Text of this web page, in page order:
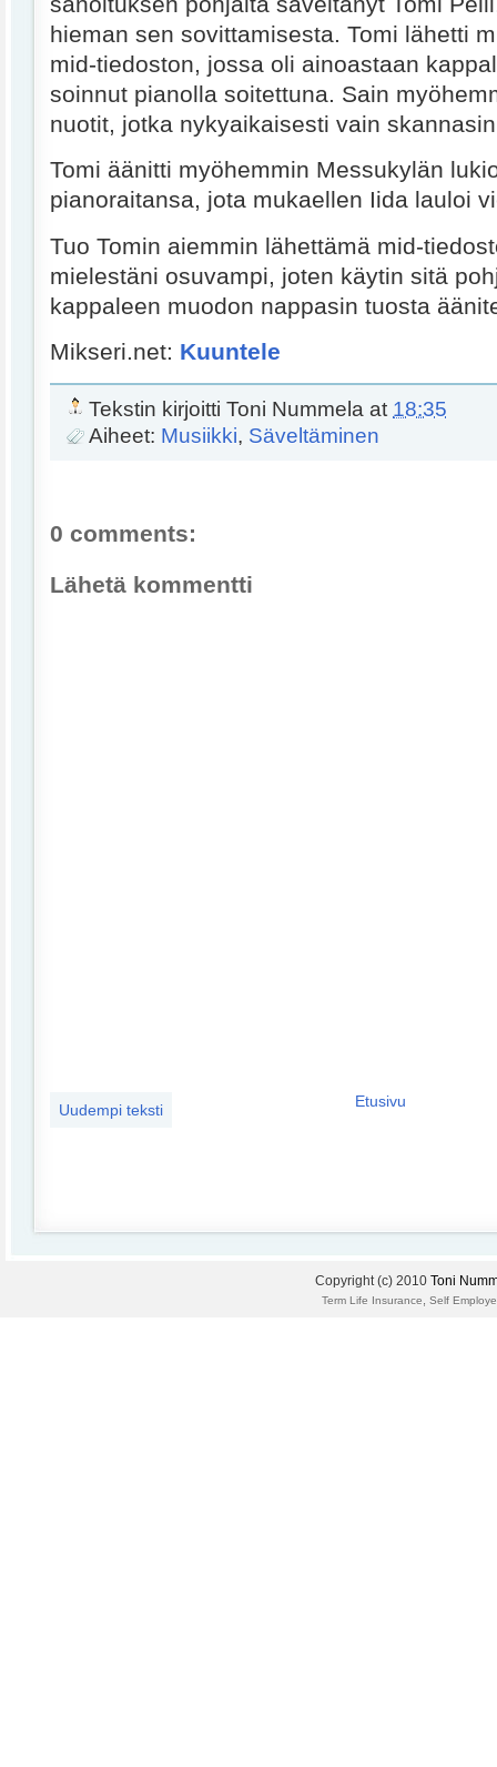
hieman sen sovittamisesta. Tomi lähetti
mid-tiedoston, jossa oli ainoastaan
soinnut pianolla soitettuna. Sain
nuotit, jotka nykyaikaisesti vain
Tomi äänitti myöhemmin Messukylän
pianoraitansa, jota mukaellen Iida lauloi
Tuo Tomin aiemmin lähettämä mid-
mielestäni osuvampi, joten käytin sitä
kappaleen muodon nappasin tuosta
Mikseri.net: Kuuntele
Tekstin kirjoitti Toni Nummela at 18:35
Aiheet: Musiikki, Säveltäminen
0 comments:
Lähetä kommentti
Uudempi teksti Etusivu
Copyright (c) 2010 Toni
Term Life Insurance Self